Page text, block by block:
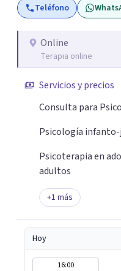
formas de afrontar
Teléfono
Online
Terapia online
Servicios y precios
Consulta para
Psicología
Psicoterapia en
adultos
+1 más
Hoy
16:00